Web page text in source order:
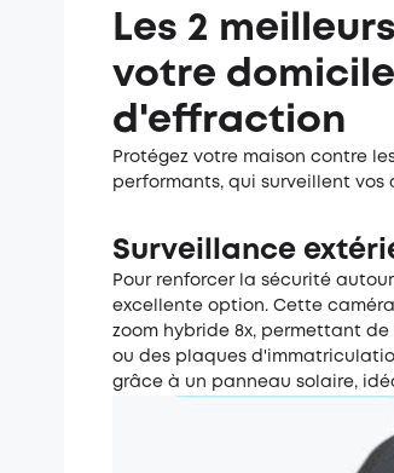
Les 2
votre
d'effraction
Protégez votre maison contre
performants, qui surveillent
Surveillance
Pour renforcer la sécurité
excellente option. Cette
zoom hybride 8x, permettant
ou des plaques
grâce à un panneau solaire,